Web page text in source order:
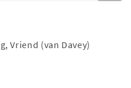
Vriend (van Davey)